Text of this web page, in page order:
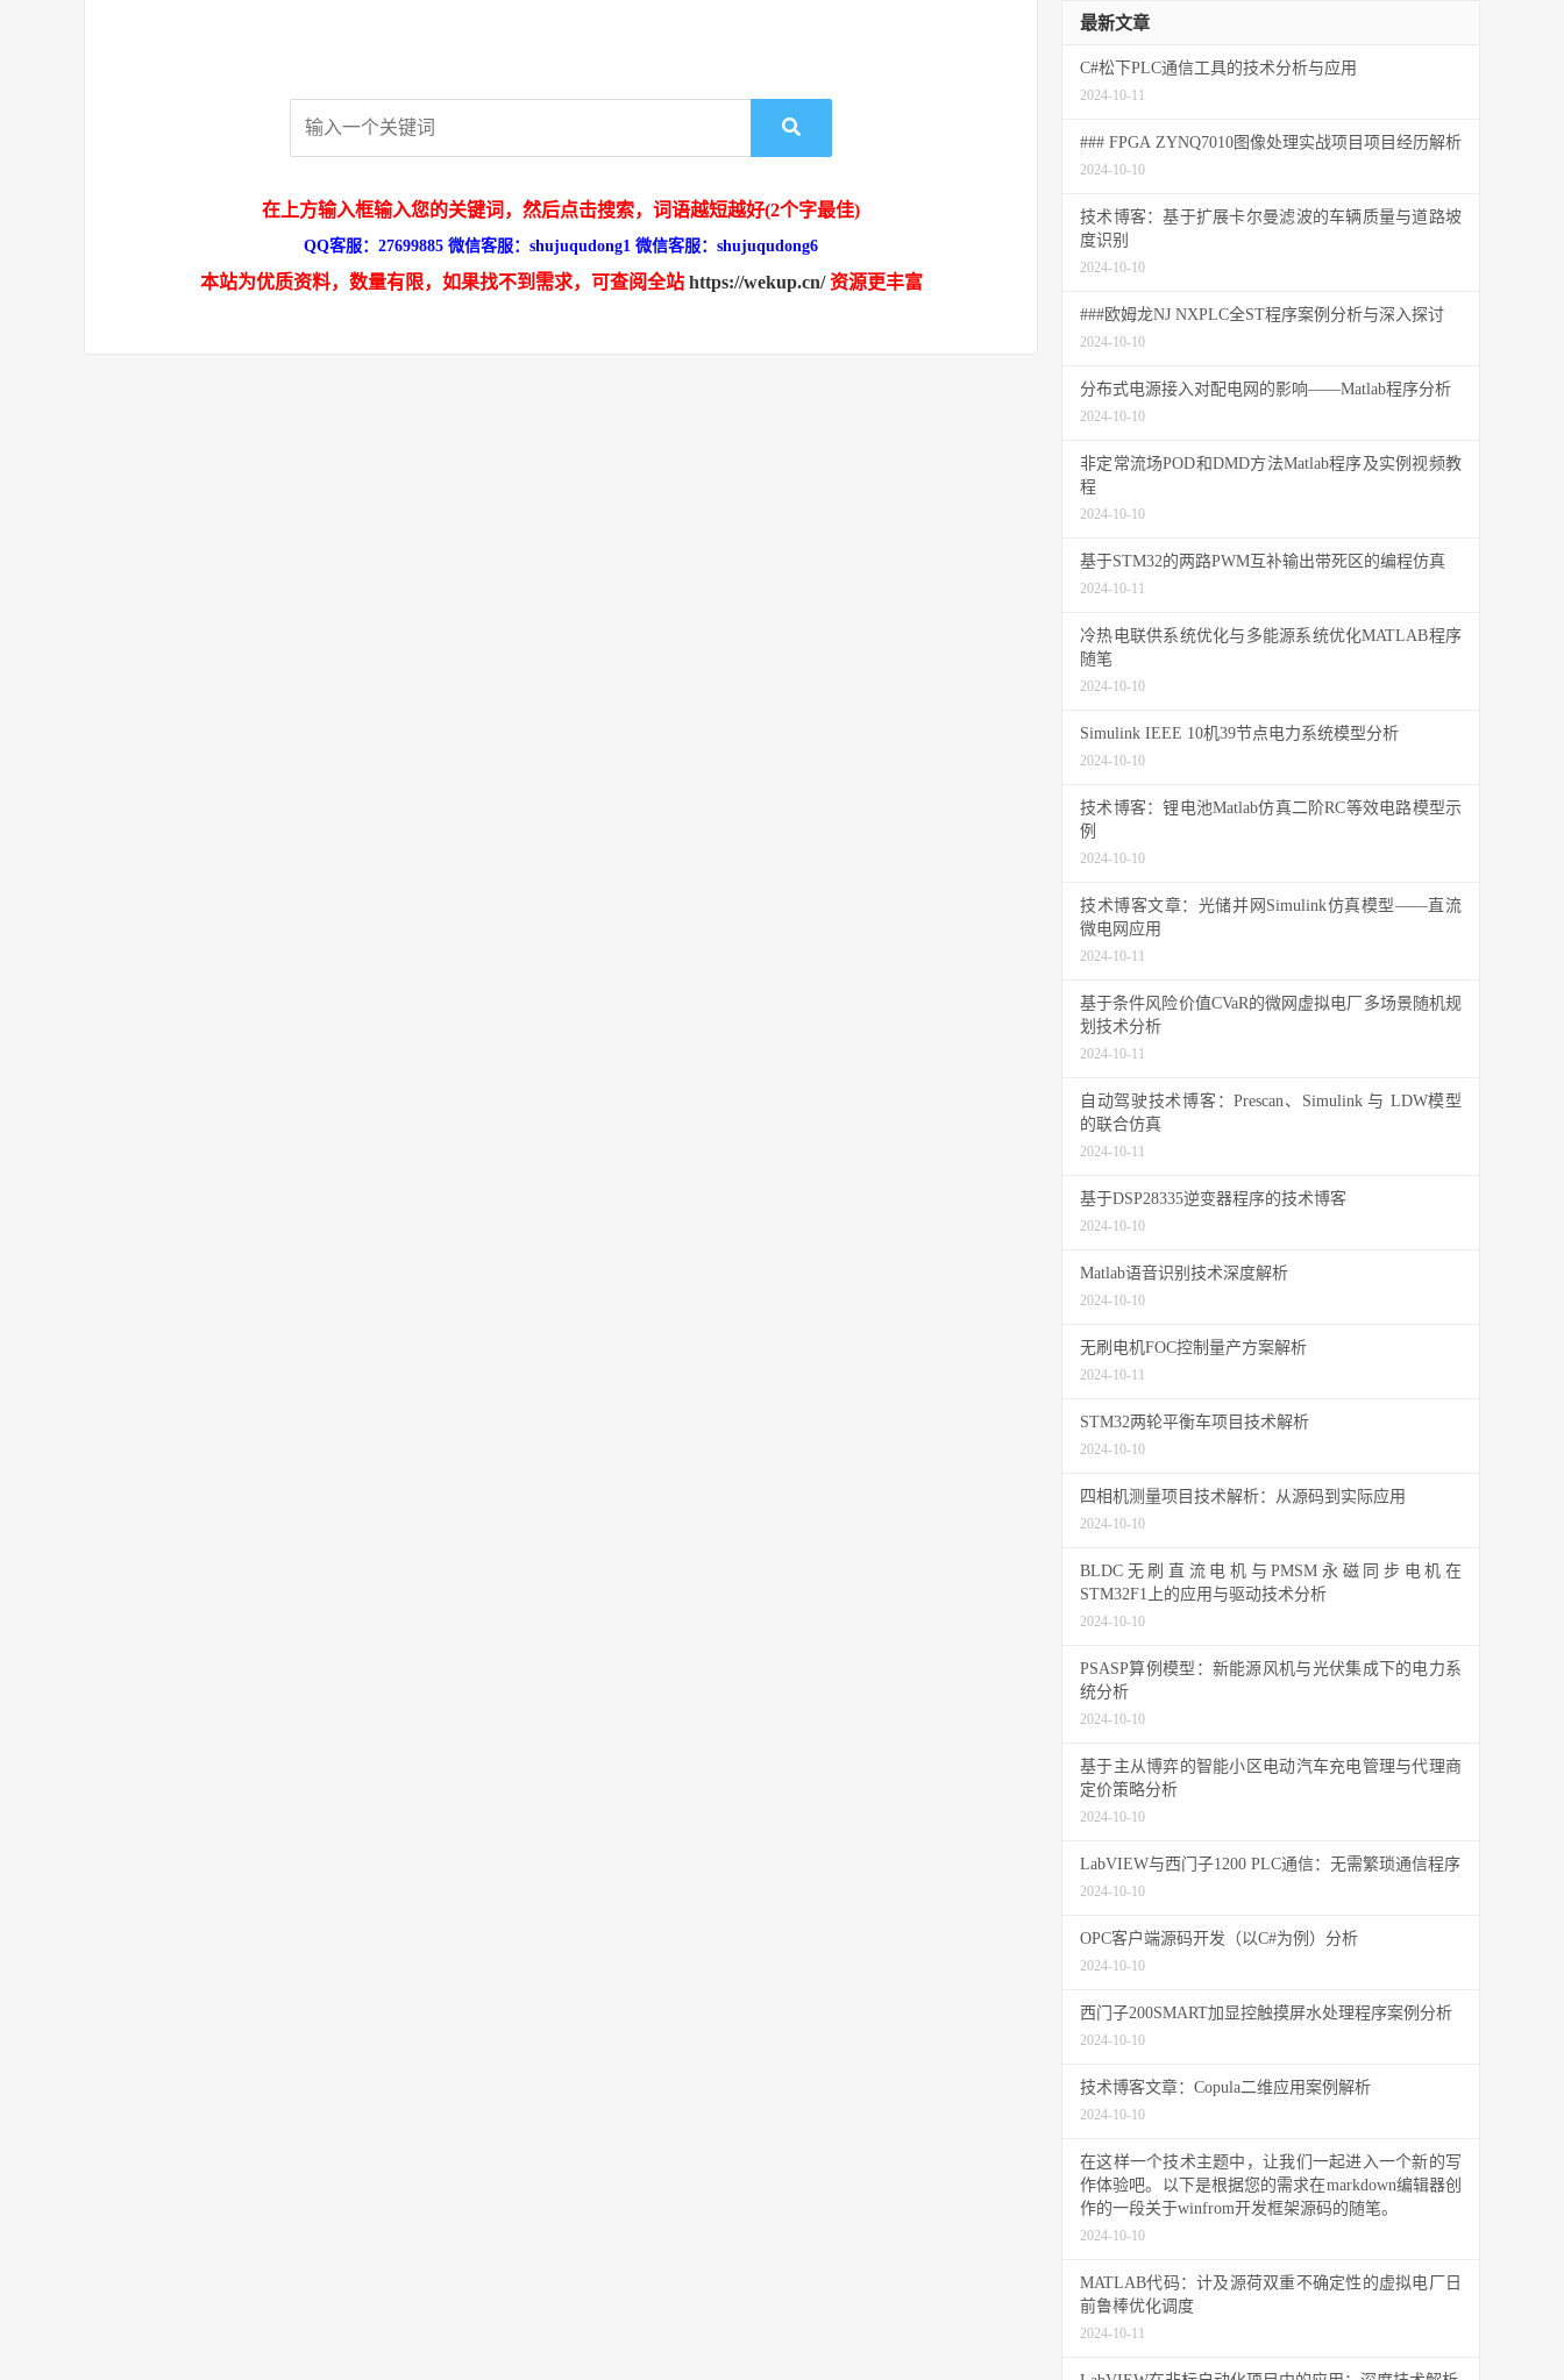
在上方输入框输入您的关键词，然后点击搜索，词语越短越好(2个字最佳)
QQ客服：27699885 微信客服：shujuqudong1 微信客服：shujuqudong6
本站为优质资料，数量有限，如果找不到需求，可查阅全站 https://wekup.cn/资源更丰富
最新文章
C#松下PLC通信工具的技术分析与应用
2024-10-11
### FPGA ZYNQ7010图像处理实战项目项目经历解析
2024-10-10
技术博客：基于扩展卡尔曼滤波的车辆质量与道路坡
度识别
2024-10-10
###欧姆龙NJ NXPLC全ST程序案例分析与深入探讨
2024-10-10
分布式电源接入对配电网的影响——Matlab程序分析
2024-10-10
非定常流场POD和DMD方法Matlab程序及实例视频教
程
2024-10-10
基于STM32的两路PWM互补输出带死区的编程仿真
2024-10-11
冷热电联供系统优化与多能源系统优化MATLAB程序
随笔
2024-10-10
Simulink IEEE 10机39节点电力系统模型分析
2024-10-10
技术博客：锂电池Matlab仿真二阶RC等效电路模型示
例
2024-10-10
技术博客文章：光储并网Simulink仿真模型——直流
微电网应用
2024-10-11
基于条件风险价值CVaR的微网虚拟电厂多场景随机规
划技术分析
2024-10-11
自动驾驶技术博客：Prescan、Simulink 与 LDW模型
的联合仿真
2024-10-11
基于DSP28335逆变器程序的技术博客
2024-10-10
Matlab语音识别技术深度解析
2024-10-10
无刷电机FOC控制量产方案解析
2024-10-11
STM32两轮平衡车项目技术解析
2024-10-10
四相机测量项目技术解析：从源码到实际应用
2024-10-10
BLDC无刷直流电机与PMSM永磁同步电机在
STM32F1上的应用与驱动技术分析
2024-10-10
PSASP算例模型：新能源风机与光伏集成下的电力系
统分析
2024-10-10
基于主从博弈的智能小区电动汽车充电管理与代理商
定价策略分析
2024-10-10
LabVIEW与西门子1200 PLC通信：无需繁琐通信程序
2024-10-10
OPC客户端源码开发（以C#为例）分析
2024-10-10
西门子200SMART加显控触摸屏水处理程序案例分析
2024-10-10
技术博客文章：Copula二维应用案例解析
2024-10-10
在这样一个技术主题中，让我们一起进入一个新的写
作体验吧。以下是根据您的需求在markdown编辑器创
作的一段关于winfrom开发框架源码的随笔。
2024-10-10
MATLAB代码：计及源荷双重不确定性的虚拟电厂日
前鲁棒优化调度
2024-10-11